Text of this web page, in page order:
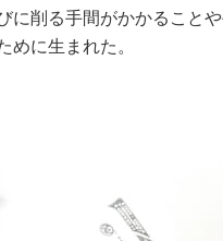
に削る手間がかかること
めに生まれた。